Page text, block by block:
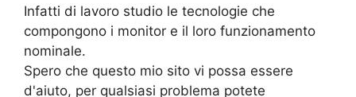
Infatti di lavoro studio le tecnologie che
compongono i monitor e il loro funzionamento
nominale.
Spero che questo mio sito vi possa essere
d'aiuto, per qualsiasi problema potete